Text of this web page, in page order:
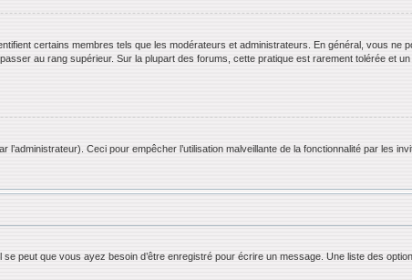
certains membres tels que les modérateurs et administrateurs. En général, vous ne
au rang supérieur. Sur la plupart des forums, cette pratique est rarement tolérée et
Ceci pour empêcher l’utilisation malveillante de la fonctionnalité par les
peut que vous ayez besoin d’être enregistré pour écrire un message. Une liste des